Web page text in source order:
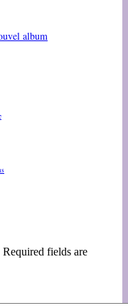
album
fields are